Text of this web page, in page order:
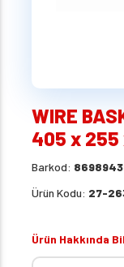
WIRE
405 x 255
Barkod:
Ürün Kodu: 27-
Ürün Hakkında